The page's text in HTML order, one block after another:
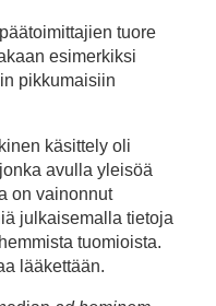
tuore
esimerkiksi
pikkumaisiin
käsittely oli
avulla yleisöä
on vainonnut
julkaisemalla tietoja
tuomioista.
lääkettään.